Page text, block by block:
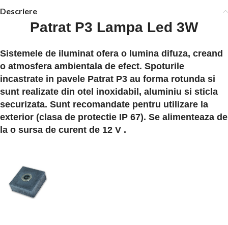
Descriere
Patrat P3 Lampa Led 3W
Sistemele de iluminat ofera o lumina difuza, creand
o atmosfera ambientala de efect. Spoturile
incastrate in pavele Patrat P3 au forma rotunda si
sunt realizate din otel inoxidabil, aluminiu si sticla
securizata. Sunt recomandate pentru utilizare la
exterior (clasa de protectie IP 67). Se alimenteaza de
la o sursa de curent de 12 V .